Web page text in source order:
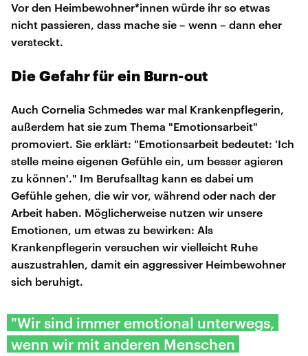
Vor den Heimbewohner*innen würde ihr so etwas
nicht passieren, dass mache sie – wenn – dann eher
versteckt.
Die Gefahr für ein Burn-out
Auch Cornelia Schmedes war mal Krankenpflegerin,
außerdem hat sie zum Thema "Emotionsarbeit"
promoviert. Sie erklärt: "Emotionsarbeit bedeutet: 'Ich
stelle meine eigenen Gefühle ein, um besser agieren
zu können'." Im Berufsalltag kann es dabei um
Gefühle gehen, die wir vor, während oder nach der
Arbeit haben. Möglicherweise nutzen wir unsere
Emotionen, um etwas zu bewirken: Als
Krankenpflegerin versuchen wir vielleicht Ruhe
auszustrahlen, damit ein aggressiver Heimbewohner
sich beruhigt.
"Wir sind immer emotional unterwegs,
wenn wir mit anderen Menschen